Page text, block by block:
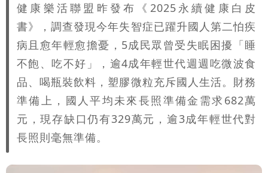
健康樂活聯盟昨發布《2025永續健康白皮
書》，調查發現今年失智症已躍升國人第二怕疾
病且愈年輕愈擔憂，5成民眾曾受失眠困擾「睡
不飽、吃不好」，逾4成年輕世代週週吃微波食
品、喝瓶裝飲料，塑膠微粒充斥國人生活。財務
準備上，國人平均未來長照準備金需求682萬
元，現存缺口仍有329萬元，逾3成年輕世代對
長照則毫無準備。